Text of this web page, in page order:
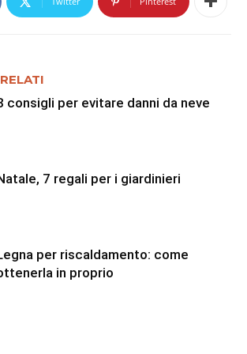
consigli per evitare danni da neve
7 regali per i giardinieri
per riscaldamento: come
in proprio